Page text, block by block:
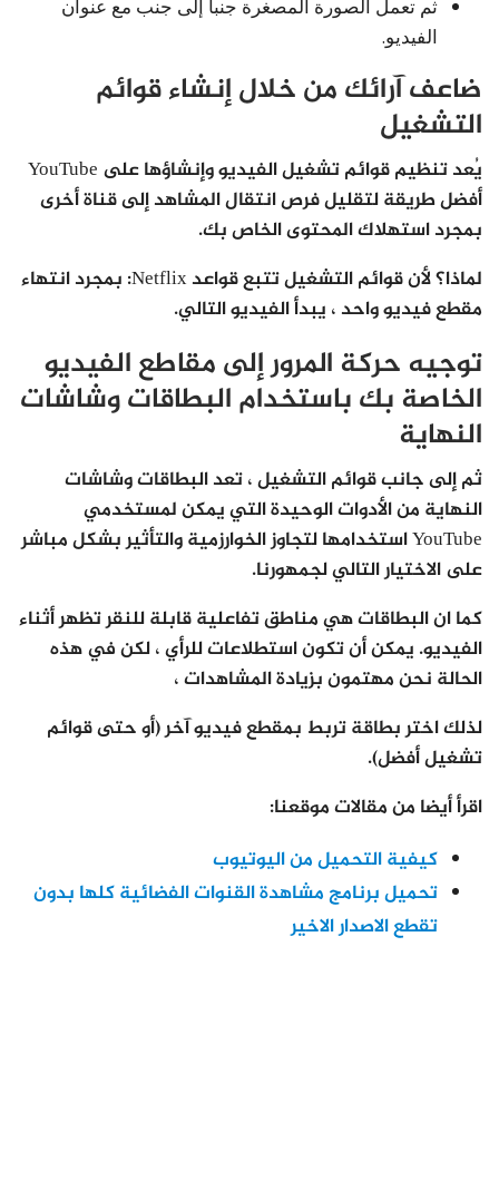
ثم تعمل الصورة المصغرة جنباً إلى جنب مع عنوان
الفيديو.
ضاعف آرائك من خلال إنشاء قوائم
التشغيل
يُعد تنظيم قوائم تشغيل الفيديو وإنشاؤها على YouTube
أفضل طريقة لتقليل فرص انتقال المشاهد إلى قناة أخرى
بمجرد استهلاك المحتوى الخاص بك.
لماذا؟ لأن قوائم التشغيل تتبع قواعد Netflix: بمجرد انتهاء
مقطع فيديو واحد ، يبدأ الفيديو التالي.
توجيه حركة المرور إلى مقاطع الفيديو
الخاصة بك باستخدام البطاقات وشاشات
النهاية
ثم إلى جانب قوائم التشغيل ، تعد البطاقات وشاشات
النهاية من الأدوات الوحيدة التي يمكن لمستخدمي
YouTube استخدامها لتجاوز الخوارزمية والتأثير بشكل مباشر
على الاختيار التالي لجمهورنا.
كما ان البطاقات هي مناطق تفاعلية قابلة للنقر تظهر أثناء
الفيديو. يمكن أن تكون استطلاعات للرأي ، لكن في هذه
الحالة نحن مهتمون بزيادة المشاهدات ،
لذلك اختر بطاقة تربط بمقطع فيديو آخر (أو حتى قوائم
تشغيل أفضل).
اقرأ أيضا من مقالات موقعنا:
كيفية التحميل من اليوتيوب
تحميل برنامج مشاهدة القنوات الفضائية كلها بدون
تقطع الاصدار الاخير